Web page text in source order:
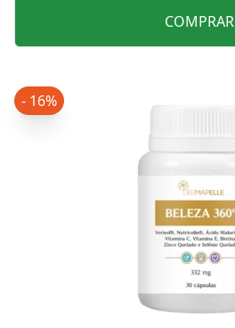
COMPRAR
- 16%